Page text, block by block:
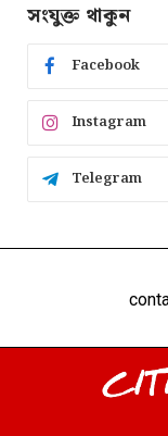
সংযুক্ত থাকুন
Facebook
Instagram
Telegram